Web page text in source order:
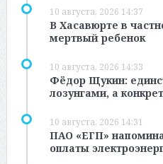
10 августа, 2026 14:37
В Хасавюрте в
мертвый ребенок
10 августа, 2026 14:33
Фёдор Щукин:
лозунгами, а
10 августа, 2026 14:31
ПАО «ЕГП»
оплаты